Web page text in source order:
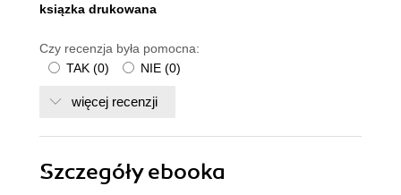
ksiązka drukowana
Czy recenzja była pomocna:
TAK (0) NIE (0)
więcej recenzji
Szczegółyebooka